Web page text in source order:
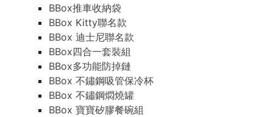
BBox推車收納袋
BBox Kitty聯名款
BBox 迪士尼聯名款
BBox四合一套裝組
BBox多功能防掉鏈
BBox 不鏽鋼吸管保冷杯
BBox 不鏽鋼燜燒罐
BBox 寶寶矽膠餐碗組